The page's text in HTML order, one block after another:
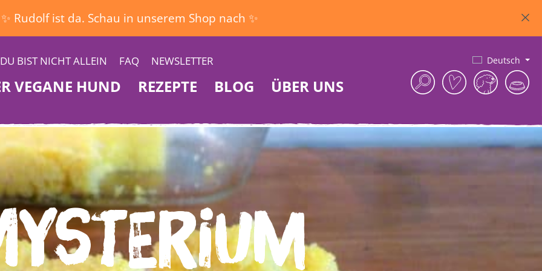
✨ Rudolf ist da. Schau in unserem Shop nach ✨
DU BIST NICHT ALLEIN FAQ NEWSLETTER Deutsch
VEGANE HUND REZEPTE BLOG ÜBER UNS